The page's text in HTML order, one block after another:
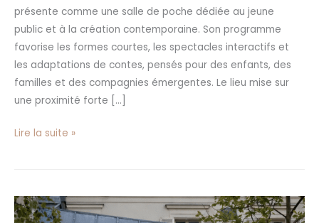
présente comme une salle de poche dédiée au jeune
public et à la création contemporaine. Son programme
favorise les formes courtes, les spectacles interactifs et
les adaptations de contes, pensés pour des enfants, des
familles et des compagnies émergentes. Le lieu mise sur
une proximité forte […]
Lire la suite »
Comédie
Saint-